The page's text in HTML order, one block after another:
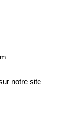
notre site